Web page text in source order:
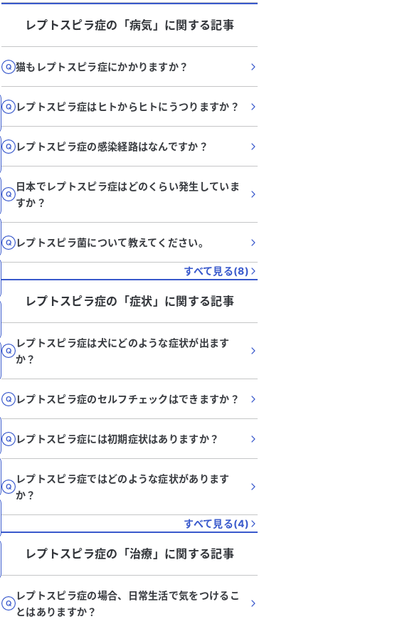
レプトスピラ症の「病気 」に関する記事
猫もレプトスピラ症にかかりますか？
レプトスピラ症はヒトからヒトにうつりますか？
レプトスピラ症の感染経路はなんですか？
日本でレプトスピラ症はどのくらい発生していま
すか？
レプトスピラ菌について教えてください。
すべて見る(8)
レプトスピラ症の「症状 」に関する記事
レプトスピラ症は犬にどのような症状が出ます
か？
レプトスピラ症のセルフチェックはできますか？
レプトスピラ症には初期症状はありますか？
レプトスピラ症ではどのような症状があります
か？
すべて見る(4)
レプトスピラ症の「治療 」に関する記事
レプトスピラ症の場合、日常生活で気をつけるこ
とはありますか？